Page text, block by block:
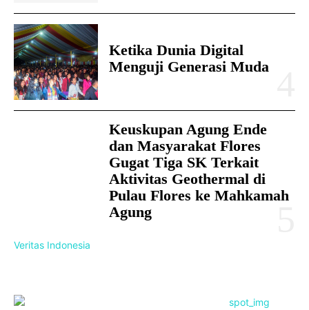
Ketika Dunia Digital
Menguji Generasi Muda
Keuskupan Agung Ende
dan Masyarakat Flores
Gugat Tiga SK Terkait
Aktivitas Geothermal di
Pulau Flores ke Mahkamah
Agung
Veritas Indonesia